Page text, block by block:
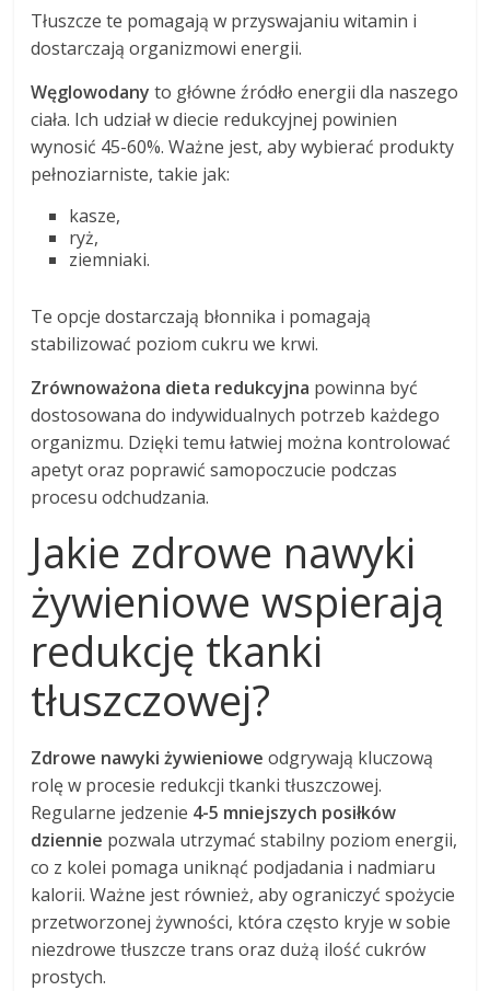
Tłuszcze te pomagają w przyswajaniu witamin i
dostarczają organizmowi energii.
Węglowodany to główne źródło energii dla naszego
ciała. Ich udział w diecie redukcyjnej powinien
wynosić 45-60%. Ważne jest, aby wybierać produkty
pełnoziarniste, takie jak:
kasze,
ryż,
ziemniaki.
Te opcje dostarczają błonnika i pomagają
stabilizować poziom cukru we krwi.
Zrównoważona dieta redukcyjna powinna być
dostosowana do indywidualnych potrzeb każdego
organizmu. Dzięki temu łatwiej można kontrolować
apetyt oraz poprawić samopoczucie podczas
procesu odchudzania.
Jakie zdrowe nawyki
żywieniowe wspierają
redukcję tkanki
tłuszczowej?
Zdrowe nawyki żywieniowe odgrywają kluczową
rolę w procesie redukcji tkanki tłuszczowej.
Regularne jedzenie 4-5 mniejszych posiłków
dziennie pozwala utrzymać stabilny poziom energii,
co z kolei pomaga uniknąć podjadania i nadmiaru
kalorii. Ważne jest również, aby ograniczyć spożycie
przetworzonej żywności, która często kryje w sobie
niezdrowe tłuszcze trans oraz dużą ilość cukrów
prostych.